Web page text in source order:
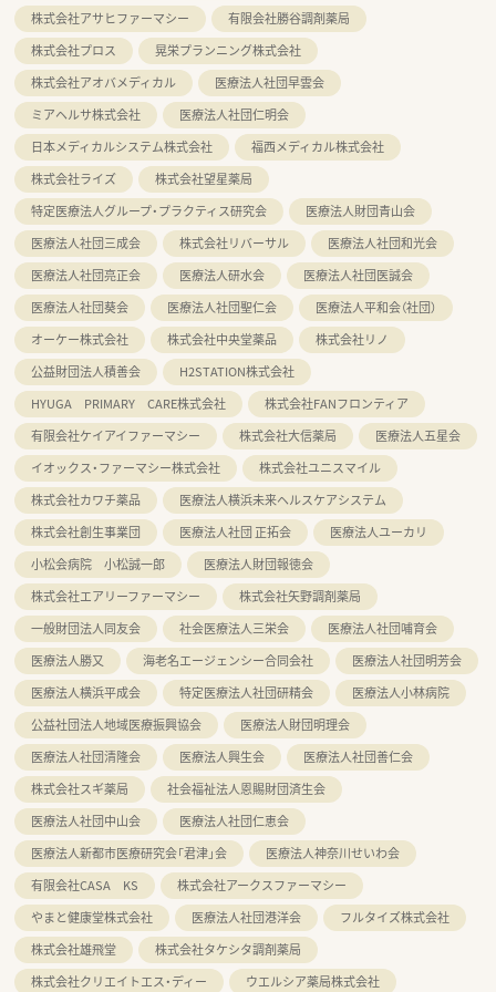
株式会社アサヒファーマシー
有限会社勝谷調剤薬局
株式会社プロス
晃栄プランニング株式会社
株式会社アオバメディカル
医療法人社団早雲会
ミアヘルサ株式会社
医療法人社団仁明会
日本メディカルシステム株式会社
福西メディカル株式会社
株式会社ライズ
株式会社望星薬局
特定医療法人グループ・プラクティス研究会
医療法人財団青山会
医療法人社団三成会
株式会社リバーサル
医療法人社団和光会
医療法人社団亮正会
医療法人研水会
医療法人社団医誠会
医療法人社団葵会
医療法人社団聖仁会
医療法人平和会（社団）
オーケー株式会社
株式会社中央堂薬品
株式会社リノ
公益財団法人積善会
H2STATION株式会社
HYUGA PRIMARY CARE株式会社
株式会社FANフロンティア
有限会社ケイアイファーマシー
株式会社大信薬局
医療法人五星会
イオックス・ファーマシー株式会社
株式会社ユニスマイル
株式会社カワチ薬品
医療法人横浜未来ヘルスケアシステム
株式会社創生事業団
医療法人社団 正拓会
医療法人ユーカリ
小松会病院 小松誠一郎
医療法人財団報徳会
株式会社エアリーファーマシー
株式会社矢野調剤薬局
一般財団法人同友会
社会医療法人三栄会
医療法人社団哺育会
医療法人勝又
海老名エージェンシー合同会社
医療法人社団明芳会
医療法人横浜平成会
特定医療法人社団研精会
医療法人小林病院
公益社団法人地域医療振興協会
医療法人財団明理会
医療法人社団清隆会
医療法人興生会
医療法人社団善仁会
株式会社スギ薬局
社会福祉法人恩賜財団済生会
医療法人社団中山会
医療法人社団仁恵会
医療法人新都市医療研究会「君津」会
医療法人神奈川せいわ会
有限会社CASA KS
株式会社アークスファーマシー
やまと健康堂株式会社
医療法人社団港洋会
フルタイズ株式会社
株式会社雄飛堂
株式会社タケシタ調剤薬局
株式会社クリエイトエス・ディー
ウエルシア薬局株式会社